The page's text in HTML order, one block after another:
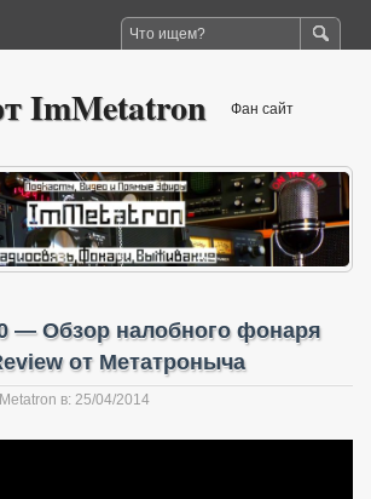
ImMetatron Фан сайт
— Обзор налобного фонаря
от Метатроныча
Metatron в: 25/04/2014